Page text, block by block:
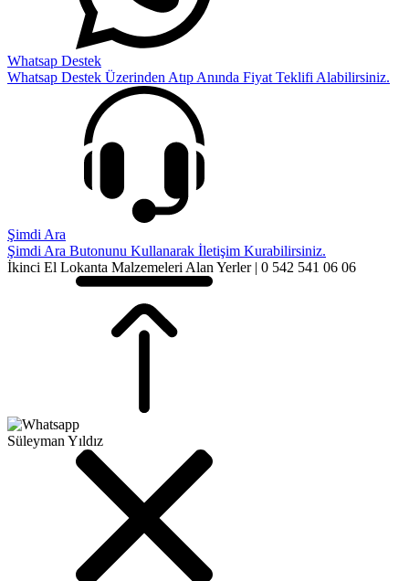
Whatsap Destek
Whatsap Destek Üzerinden Atıp Anında Fiyat Teklifi Alabilirsiniz.
Şimdi Ara
Şimdi Ara Butonunu Kullanarak İletişim Kurabilirsiniz.
İkinci El Lokanta Malzemeleri Alan Yerler | 0 542 541 06 06
Süleyman Yıldız